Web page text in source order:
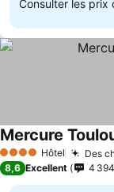
Consulter les prix
4 Étoiles Hôtel
Mercure
8,6 Excellent 4 394